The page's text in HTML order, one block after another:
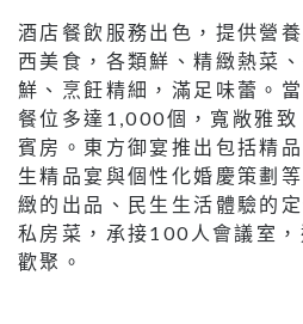
酒店餐飲服務出色，提供營
西美食，各類鮮、精緻熱菜
鮮、烹飪精細，滿足味蕾。
餐位多達1,000個，寬敞雅致
賓房。東方御宴推出包括精
生精品宴與個性化婚慶策劃
緻的出品、民生生活體驗的
私房菜，承接100人會議室
歡聚。